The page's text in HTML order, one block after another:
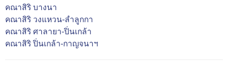
คณาสิริ บางนา
คณาสิริ วงแหวน-ลำลูกกา
คณาสิริ ศาลายา-ปิ่นเกล้า
คณาสิริ ปิ่นเกล้า-กาญจนาฯ